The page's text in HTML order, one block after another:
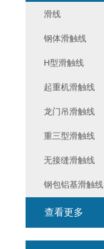
滑线
钢体滑触线
H型滑触线
起重机滑触线
龙门吊滑触线
重三型滑触线
无接缝滑触线
钢包铝基滑触线
查看更多